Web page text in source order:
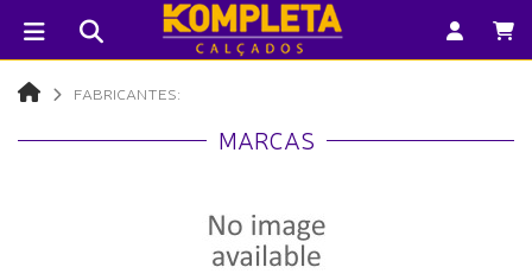
FABRICANTES:
MARCAS